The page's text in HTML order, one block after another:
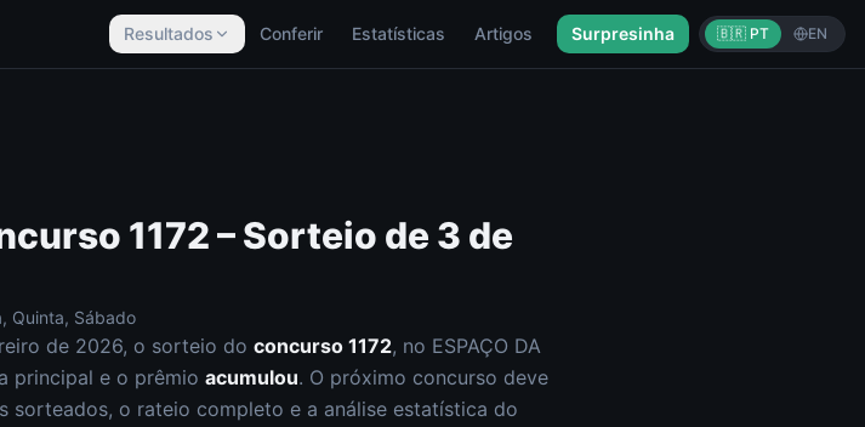
Resultados Conferir Estatísticas Artigos Surpresinha 🇧🇷 PT EN
1172– Sorteio de 3 de
Quinta, Sábado
de 2026, o sorteio do concurso 1172, no ESPAÇO DA
principal e o prêmio acumulou. O próximo concurso deve
sorteados, o rateio completo e a análise estatística do